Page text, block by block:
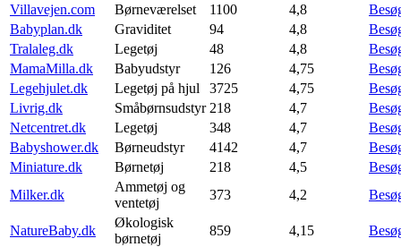
Villavejen.com
Børneværelset 1100 4,8
Babyplan.dk
Graviditet 94 4,8
Tralaleg.dk
Legetøj 48 4,8
MamaMilla.dk
Babyudstyr 126 4,75
Legehjulet.dk
Legetøj på hjul 3725 4,75
Livrig.dk
Småbørnsudstyr 218 4,7
Netcentret.dk
Legetøj 348 4,7
Babyshower.dk
Børneudstyr 4142 4,7
Miniature.dk
Børnetøj 218 4,5
Milker.dk
Ammetøj og
ventetøj
373 4,2
NatureBaby.dk
Økologisk
børnetøj
859 4,15